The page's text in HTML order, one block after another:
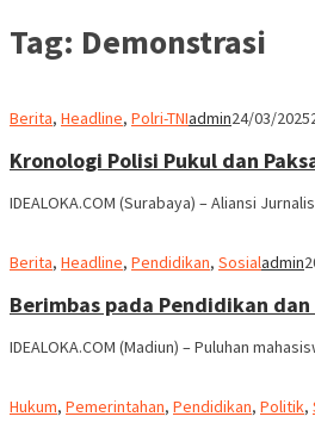
Tag: Demonstrasi
Berita, Headline, Polri-TNIadmin24/03/2025
Kronologi Polisi Pukul dan
IDEALOKA.COM (Surabaya) – Aliansi
Berita, Headline, Pendidikan, Sosialadmin
Berimbas pada Pendidikan
IDEALOKA.COM (Madiun) – Puluhan
Hukum, Pemerintahan, Pendidikan, Politik,